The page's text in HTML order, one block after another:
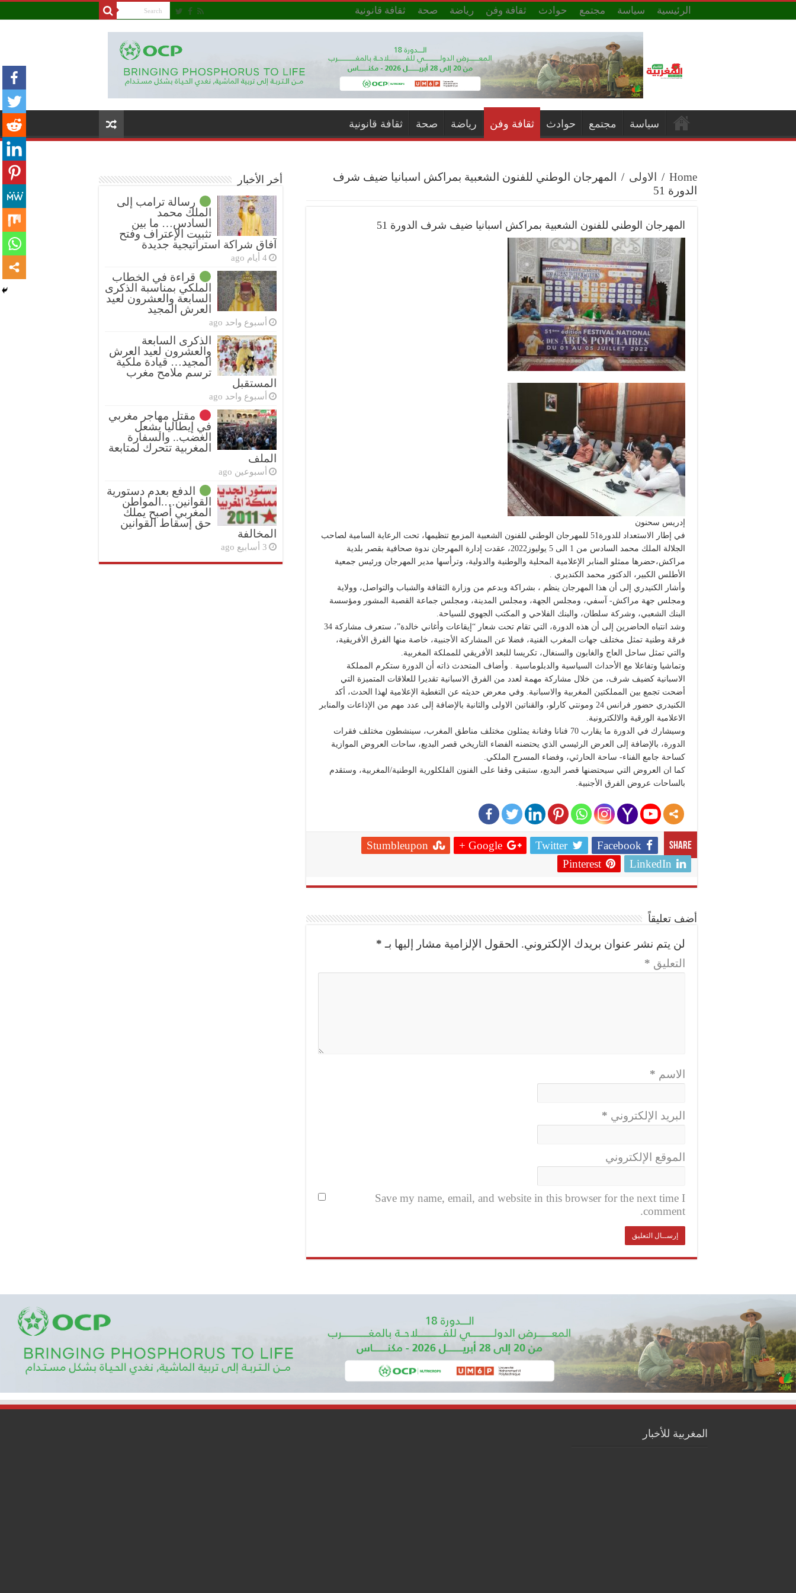
الرئيسية سياسة مجتمع حوادث ثقافة وفن رياضة صحة ثقافة قانونية
سياسة مجتمع حوادث ثقافة وفن رياضة صحة ثقافة قانونية
Home
/ الاولى /
المهرجان الوطني للفنون الشعبية بمراكش اسبانيا ضيف شرف
الدورة 51
المهرجان الوطني للفنون الشعبية بمراكش اسبانيا ضيف شرف الدورة 51
إدريس سحنون
في إطار الاستعداد للدورة51 للمهرجان الوطني للفنون الشعبية المزمع تنظيمها، تحت الرعاية السامية لصاحب
الجلالة الملك محمد السادس من 1 الى 5 يوليوز2022، عقدت إدارة المهرجان ندوة صحافية بقصر بلدية
مراكش،حضرها ممثلو المنابر الإعلامية المحلية والوطنية والدولية، وترأسها مدير المهرجان ورئيس جمعية
الأطلس الكبير، الدكتور محمد الكنديري .
وأشار الكنيدري إلى أن هذا المهرجان ينظم ، بشراكة وبدعم من وزارة الثقافة والشباب والتواصل، وولاية
ومجلس جهة مراكش- آسفي، ومجلس الجهة، ومجلس المدينة، ومجلس جماعة القصبة المشور ومؤسسة
البنك الشعبي، وشركة سلطان، والبنك الفلاحي و المكتب الجهوي للسياحة.
وشد انتباه الحاضرين إلى أن هذه الدورة، التي تقام تحت شعار “إيقاعات وأغاني خالدة”، ستعرف مشاركة 34
فرقة وطنية تمثل مختلف جهات المغرب الفنية، فضلا عن المشاركة الأجنبية، خاصة منها الفرق الأفريقية،
والتي تمثل ساحل العاج والغابون والسنغال، تكريسا للبعد الأفريقي للمملكة المغربية.
وتماشيا وتفاعلا مع الأحداث السياسية والدبلوماسية . وأضاف المتحدث ذاته أن الدورة ستكرم المملكة
الاسبانية كضيف شرف، من خلال مشاركة مهمة لعدد من الفرق الاسبانية تقديرا للعلاقات المتميزة التي
أضحت تجمع بين المملكتين المغربية والاسبانية. وفي معرض حديثه عن التغطية الإعلامية لهذا الحدث، أكد
الكنيدري حضور فرانس 24 ومونتي كارلو، والقناتين الاولى والثانية بالإضافة إلى عدد مهم من الإذاعات والمنابر
الاعلامية الورقية والالكترونية.
وسيشارك في الدورة ما يقارب 70 فنانا وفنانة يمثلون مختلف مناطق المغرب، سينشطون مختلف فقرات
الدورة، بالإضافة إلى العرض الرئيسي الذي يحتضنه الفضاء التاريخي قصر البديع، ساحات العروض الموازية
كساحة جامع الفناء- ساحة الحارثي، وفضاء المسرح الملكي.
كما ان العروض التي سيحتضنها قصر البديع، ستبقى وقفا على الفنون الفلكلورية الوطنية/المغربية، وستقدم
بالساحات عروض الفرق الأجنبية.
Share
Facebook
Twitter
Google +
Stumbleupon
LinkedIn
Pinterest
أضف تعليقاً
لن يتم نشر عنوان بريدك الإلكتروني. الحقول الإلزامية مشار إليها بـ *
التعليق *
الاسم *
البريد الإلكتروني *
الموقع الإلكتروني
Save my name, email, and website in this browser for the next time I
comment.
أخر الأخبار
رسالة ترامب إلى
الملك محمد
السادس… ما بين
تثبيت الإعتراف وفتح
آفاق شراكة استراتيجية جديدة
4 أيام ago
قراءة في الخطاب
الملكي بمناسبة الذكرى
السابعة والعشرون لعيد
العرش المجيد
أسبوع واحد ago
الذكرى السابعة
والعشرون لعيد العرش
المجيد… قيادة ملكية
ترسم ملامح مغرب
المستقبل
أسبوع واحد ago
مقتل مهاجر مغربي
في إيطاليا يشعل
الغضب.. والسفارة
المغربية تتحرك لمتابعة
الملف
أسبوعين ago
الدفع بعدم دستورية
القوانين….المواطن
المغربي أصبح يملك
حق إسقاط القوانين
المخالفة
3 أسابيع ago
المغربية للأخبار